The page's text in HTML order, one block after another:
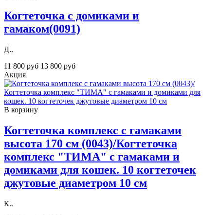
Когтеточка с домиками и
гамаком(0091)
Д..
11 800 руб 13 800 руб
Акция
В корзину
Когтеточка комплекс с гамаками
высота 170 см (0043)/Когтеточка
комплекс "ТИМА" с гамаками и
домиками для кошек. 10 когтеточек
джутовые диаметром 10 cм
К..